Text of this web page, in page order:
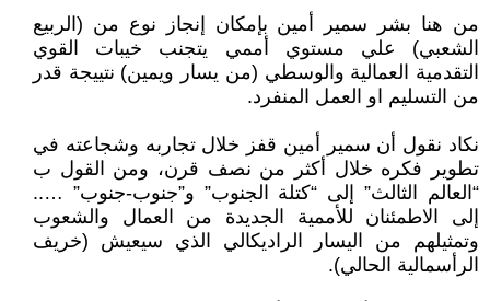
من هنا بشر سمير أمين بإمكان إنجاز نوع من (الربيع
الشعبي) علي مستوي أممي يتجنب خيبات القوي
التقدمية العمالية والوسطي (من يسار ويمين) نتييجة قدر
من التسليم او العمل المنفرد.
نكاد نقول أن سمير أمين قفز خلال تجاربه وشجاعته في
تطوير فكره خلال أكثر من نصف قرن، ومن القول ب
“العالم الثالث” إلى “كتلة الجنوب” و”جنوب-جنوب” …..
إلى الاطمئنان للأممية الجديدة من العمال والشعوب
وتمثيلهم من اليسار الراديكالي الذي سيعيش (خريف
الرأسمالية الحالي).